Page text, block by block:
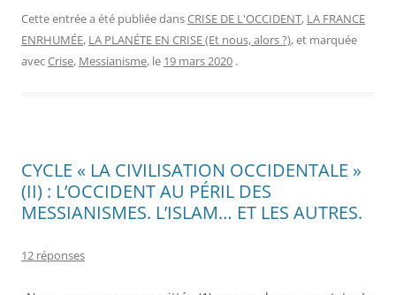
Cette entrée a été publiée dansCRISE DE L'OCCIDENT, LA FRANCE
ENRHUMÉE, LA PLANÉTE EN CRISE (Et nous, alors ?), et marquée
avecCrise, Messianisme, le 19 mars 2020 .
CYCLE « LA CIVILISATION OCCIDENTALE »
(II) : L’OCCIDENT AU PÉRIL DES
MESSIANISMES. L’ISLAM… ET LES AUTRES.
12 réponses